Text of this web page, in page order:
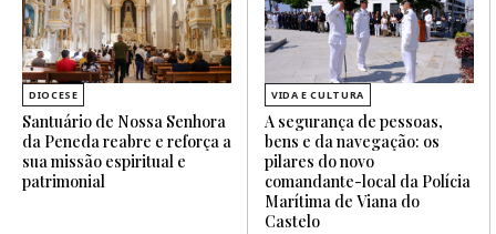
DIOCESE
Santuário de Nossa Senhora
da Peneda reabre e reforça a
sua missão espiritual e
patrimonial
VIDA E CULTURA
A segurança de pessoas,
bens e da navegação: os
pilares do novo
comandante-local da Polícia
Marítima de Viana do
Castelo